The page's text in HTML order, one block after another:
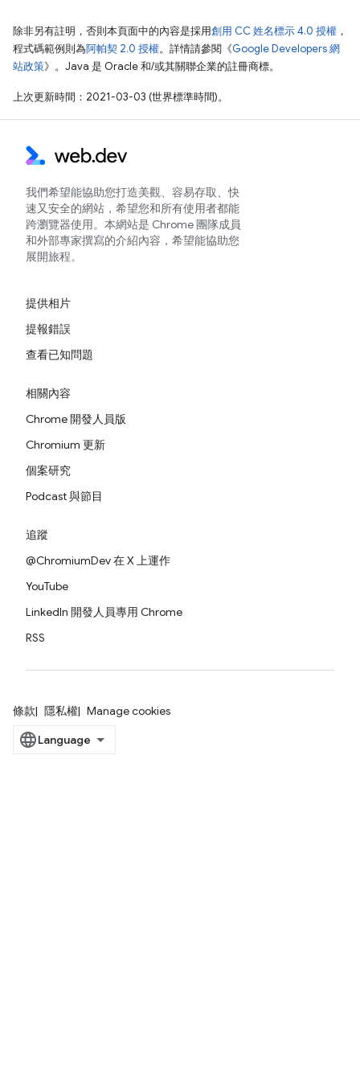
除非另有註明，否則本頁面中的內容是採用創用 CC 姓名標示 4.0 授權 ，
程式碼範例則為阿帕契 2.0 授權。詳情請參閱《Google Developers 網
站政策》。Java 是 Oracle 和/或其關聯企業的註冊商標。
上次更新時間：2021-03-03 (世界標準時間)。
我們希望能協助您打造美觀、容易存取、快
速又安全的網站，希望您和所有使用者都能
跨瀏覽器使用。本網站是 Chrome 團隊成員
和外部專家撰寫的介紹內容，希望能協助您
展開旅程。
提供相片
提報錯誤
查看已知問題
相關內容
Chrome 開發人員版
Chromium 更新
個案研究
Podcast 與節目
追蹤
@ChromiumDev 在 X 上運作
YouTube
LinkedIn 開發人員專用 Chrome
RSS
條款 隱私權 Manage cookies